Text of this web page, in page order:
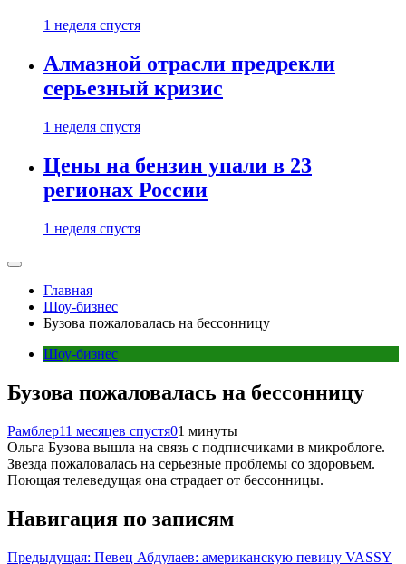
1 неделя спустя
Алмазной отрасли предрекли
серьезный кризис
1 неделя спустя
Цены на бензин упали в 23
регионах России
1 неделя спустя
Главная
Шоу-бизнес
Бузова пожаловалась на бессонницу
Шоу-бизнес
Бузова пожаловалась на бессонницу
Рамблер11 месяцев спустя01 минуты
Ольга Бузова вышла на связь с подписчиками в микроблоге.
Звезда пожаловалась на серьезные проблемы со здоровьем.
Поющая телеведущая она страдает от бессонницы.
Навигация по записям
Предыдущая: Певец Абдулаев: американскую певицу VASSY